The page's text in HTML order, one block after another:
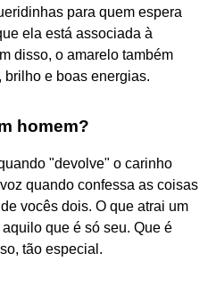
para quem espera
ela está associada à
disso, o amarelo também
e boas energias.
homem?
"devolve" o carinho
quando confessa as coisas
vocês dois. O que atrai um
que é só seu. Que é
tão especial.